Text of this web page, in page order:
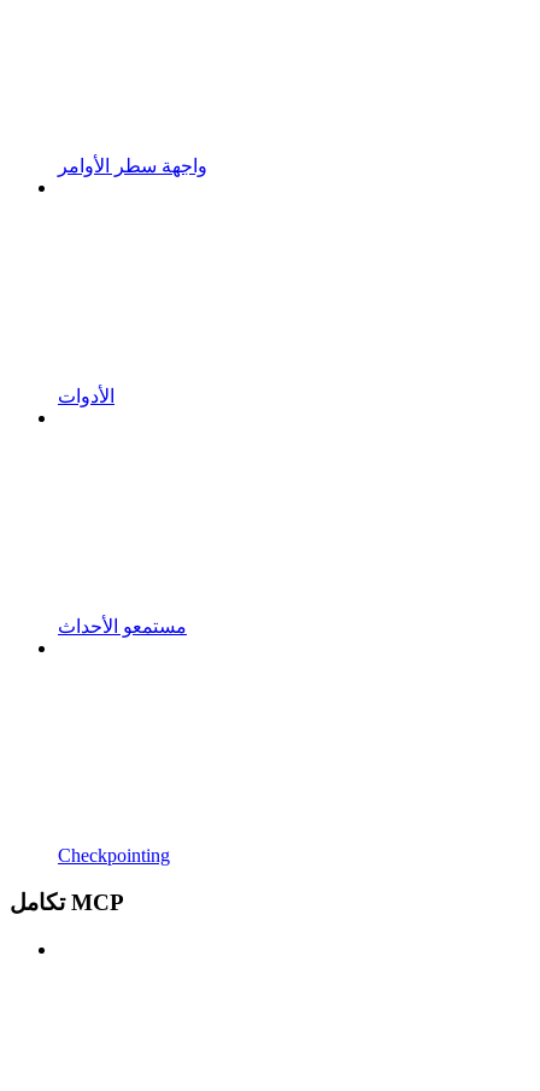
واجهة سطر الأوامر
الأدوات
مستمعو الأحداث
Checkpointing
تكامل MCP